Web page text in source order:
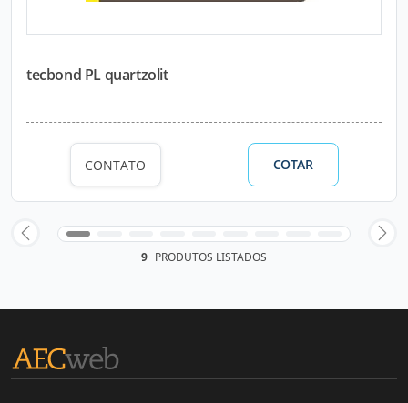
tecbond PL quartzolit
CONTATO COTAR
9 PRODUTOS LISTADOS